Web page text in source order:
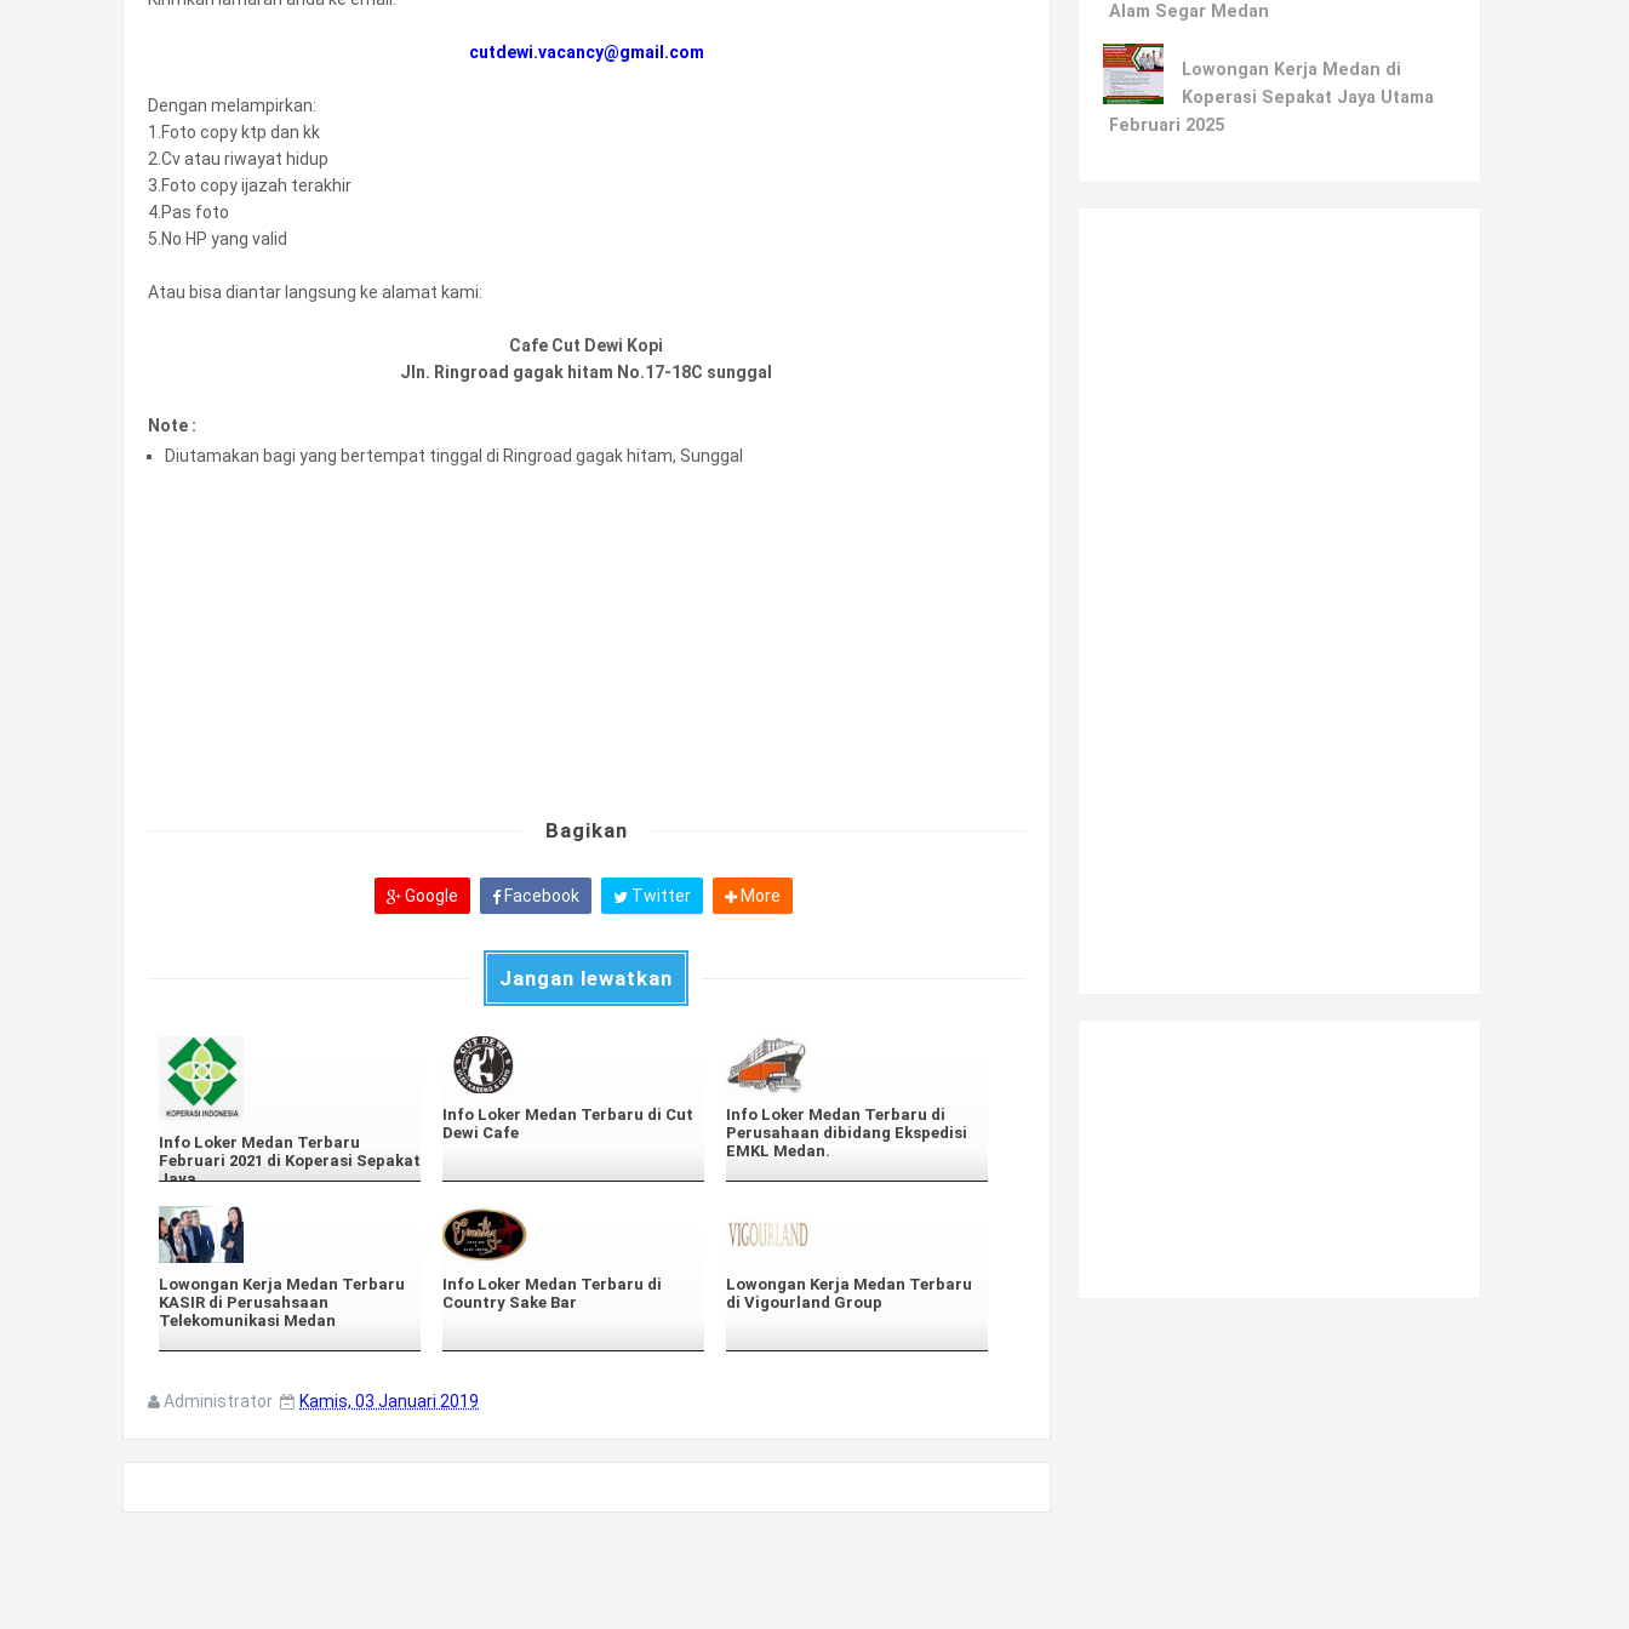
cutdewi.vacancy@gmail.com
Dengan melampirkan:
1.Foto copy ktp dan kk
2.Cv atau riwayat hidup
3.Foto copy ijazah terakhir
4.Pas foto
5.No HP yang valid
Atau bisa diantar langsung ke alamat kami:
Cafe Cut Dewi Kopi
Jln. Ringroad gagak hitam No.17-18C sunggal
Note :
Diutamakan bagi yang bertempat tinggal di Ringroad gagak hitam, Sunggal
Bagikan
Google Facebook Twitter More
Jangan lewatkan
Info Loker Medan Terbaru
Februari 2021 di Koperasi Sepakat
Jaya
Info Loker Medan Terbaru di Cut
Dewi Cafe
Info Loker Medan Terbaru di
Perusahaan dibidang Ekspedisi
EMKL Medan.
Lowongan Kerja Medan Terbaru
KASIR di Perusahsaan
Telekomunikasi Medan
Info Loker Medan Terbaru di
Country Sake Bar
Lowongan Kerja Medan Terbaru
di Vigourland Group
Administrator Kamis, 03 Januari 2019
Alam Segar Medan
Lowongan Kerja Medan di
Koperasi Sepakat Jaya Utama
Februari 2025